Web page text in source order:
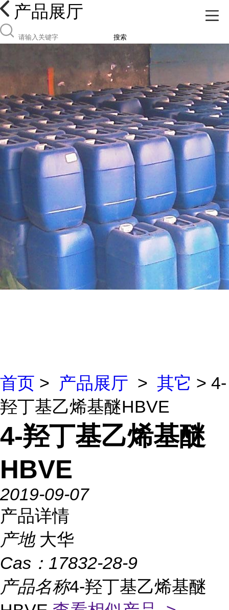
产品展厅
搜索
首页 > 产品展厅 > 其它 > 4-
羟丁基乙烯基醚HBVE
4-羟丁基乙烯基醚
HBVE
2019-09-07
产品详情
产地 大华
Cas： 17832-28-9
产品名称4-羟丁基乙烯基醚